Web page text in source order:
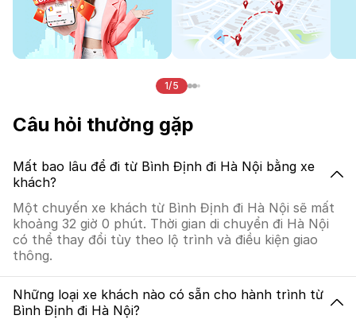
1/5
Câu hỏi thường gặp
Mất bao lâu để đi từ Bình Định đi Hà Nội bằng xe
khách?
Một chuyến xe khách từ Bình Định đi Hà Nội sẽ mất
khoảng 32 giờ 0 phút. Thời gian di chuyển đi Hà Nội
có thể thay đổi tùy theo lộ trình và điều kiện giao
thông.
Những loại xe khách nào có sẵn cho hành trình từ
Bình Định đi Hà Nội?